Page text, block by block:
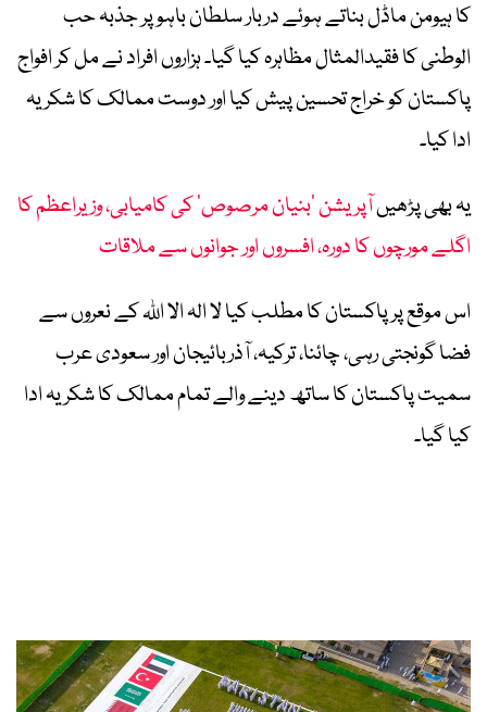
کا ہیومن ماڈل بناتے ہوئے دربار سلطان باہو پر جذبہ حب
الوطنی کا فقیدالمثال مظاہرہ کیا گیا۔ ہزاروں افراد نے مل کر افواج
پاکستان کو خراج تحسین پیش کیا اور دوست ممالک کا شکریہ
ادا کیا۔
یہ بھی پڑھیںآپریشن ’بنیان مرصوص‘ کی کامیابی، وزیراعظم کا
اگلے مورچوں کا دورہ، افسروں اور جوانوں سے ملاقات
اس موقع پر پاکستان کا مطلب کیا لا الہ الا اللہ کے نعروں سے
فضا گونجتی رہی، چائنا، ترکیہ، آذربائیجان اور سعودی عرب
سمیت پاکستان کا ساتھ دینے والے تمام ممالک کا شکریہ ادا
کیا گیا۔